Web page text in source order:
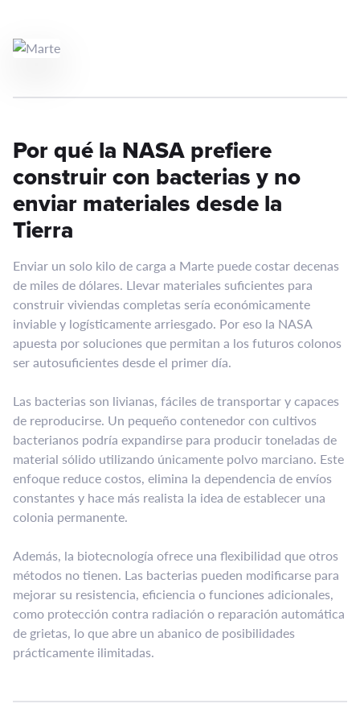
Por qué la NASA prefiere
construir con bacterias y no
enviar materiales desde la
Tierra
Enviar un solo kilo de carga a Marte puede costar decenas
de miles de dólares. Llevar materiales suficientes para
construir viviendas completas sería económicamente
inviable y logísticamente arriesgado. Por eso la NASA
apuesta por soluciones que permitan a los futuros colonos
ser autosuficientes desde el primer día.
Las bacterias son livianas, fáciles de transportar y capaces
de reproducirse. Un pequeño contenedor con cultivos
bacterianos podría expandirse para producir toneladas de
material sólido utilizando únicamente polvo marciano. Este
enfoque reduce costos, elimina la dependencia de envíos
constantes y hace más realista la idea de establecer una
colonia permanente.
Además, la biotecnología ofrece una flexibilidad que otros
métodos no tienen. Las bacterias pueden modificarse para
mejorar su resistencia, eficiencia o funciones adicionales,
como protección contra radiación o reparación automática
de grietas, lo que abre un abanico de posibilidades
prácticamente ilimitadas.